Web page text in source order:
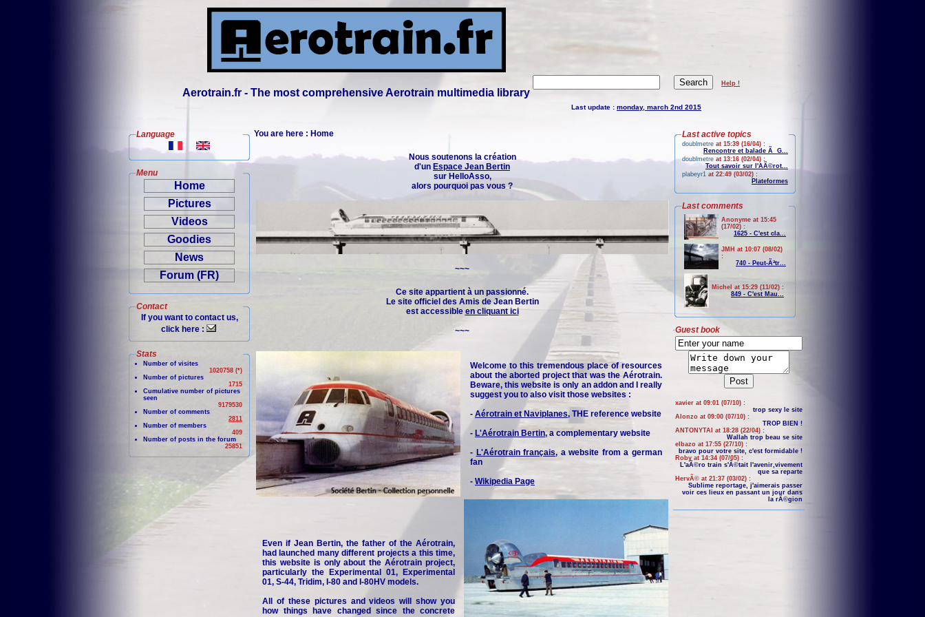
Aerotrain.fr - The most comprehensive Aerotrain multimedia library
Help !
Last update : monday, march 2nd 2015
Language
Menu
Home
Pictures
Videos
Goodies
News
Forum (FR)
Contact
If you want to contact us,
click here :
Stats
Number of visites
1020758 (*)
Number of pictures
1715
Cumulative number of pictures
seen
9179530
Number of comments
2811
Number of members
409
Number of posts in the forum
25851
You are here : Home
Nous soutenons la création
d'un Espace Jean Bertin
sur HelloAsso,
alors pourquoi pas vous ?
~~~
Ce site appartient à un passionné.
Le site officiel des Amis de Jean Bertin
est accessible en cliquant ici
~~~
Welcome to this tremendous place of resources
about the aborted project that was the Aérotrain.
Beware, this website is only an addon and I really
suggest you to also visit those websites :
- Aérotrain et Naviplanes, THE reference website
- L'Aérotrain Bertin, a complementary website
- L'Aérotrain français, a website from a german
fan
- Wikipedia Page
Even if Jean Bertin, the father of the Aérotrain,
had launched many different projects a this time,
this website is only about the Aérotrain project,
particularly the Experimental 01, Experimental
01, S-44, Tridim, I-80 and I-80HV models.
All of these pictures and videos will show you
how things have changed since the concrete
Last active topics
doublmetre at 15:39 (16/04) :
Rencontre et balade Ã G...
doublmetre at 13:16 (02/04) :
Tout savoir sur l'AÃ©rot...
plabeyr1 at 22:49 (03/02) :
Plateformes
Last comments
Anonyme at 15:45
(17/02) :
1625 - C'est cla...
JMH at 10:07 (08/02)
:
740 - Peut-Ãªtr...
Michel at 15:29 (11/02) :
849 - C'est Mau...
Guest book
xavier at 09:01 (07/10) :
trop sexy le site
Alonzo at 09:00 (07/10) :
TROP BIEN !
ANTONYTAI at 18:28 (22/04) :
Wallah trop beau se site
elbazo at 17:55 (27/10) :
bravo pour votre site, c'est formidable !
Roby at 14:34 (07/05) :
L'aÃ©ro train s'Ã©tait l'avenir,vivement
que sa reparte
HervÃ© at 21:37 (03/02) :
Sublime reportage, j'aimerais passer
voir ces lieux en passant un jour dans
la rÃ©gion